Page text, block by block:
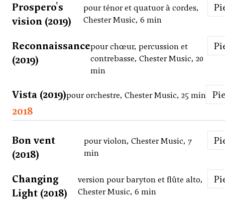
Prospero's
vision (2019)
pour ténor et quatuor à cordes,
Chester Music, 6 min
Reconnaissance
(2019)
pour chœur, percussion et
contrebasse, Chester Music, 20
min
Vista (2019)pour orchestre, Chester Music, 25 min
2018
Bon vent
(2018)
pour violon, Chester Music, 7
min
Changing
Light (2018)
version pour baryton et flûte alto,
Chester Music, 6 min